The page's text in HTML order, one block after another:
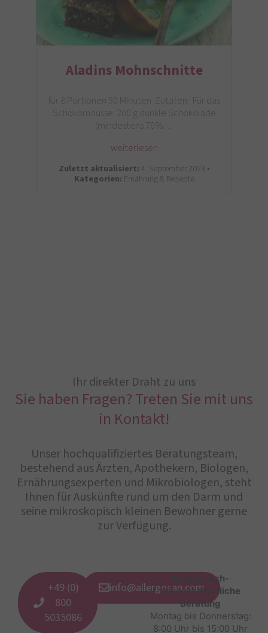
Aladins Mohnschnitte
für 8 Portionen 50 Minuten Zutaten: Für das
Schokomousse: 200 g dunkle Schokolade
(mindestens 70%…
weiterlesen
Zuletzt aktualisiert: 4. September 2023 •
Kategorien: Ernährung & Rezepte
Ihr direkter Draht zu uns
Sie haben Fragen? Treten Sie mit uns
in Kontakt!
Unser hochqualifiziertes Beratungsteam,
bestehend aus Ärzten, Apothekern, Biologen,
Ernährungsexperten und Mikrobiologen, steht
Ihnen für Auskünfte rund um den Darm und
seine mikroskopisch kleinen Bewohner gerne
zur Verfügung.
+49 (0)
800
5035086
info@allergosan.com
Medizinisch-
wissenschaftliche
Beratung
Montag bis Donnerstag:
8:00 Uhr bis 15:00 Uhr